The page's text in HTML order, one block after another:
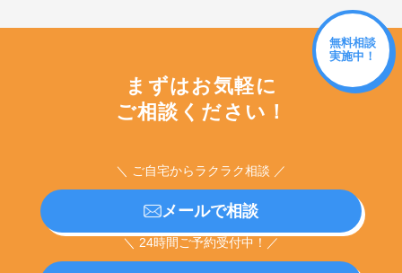
無料相談
実施中！
まずはお気軽に
ご相談ください！
＼ ご自宅からラクラク相談 ／
メールで相談
＼ 24時間ご予約受付中！／